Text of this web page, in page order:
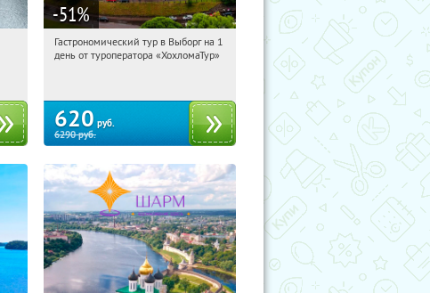
-51%
20:31:42 Купили:5
Гастрономический тур в Выборг на 1
день от туроператора «ХохломаТур»
620 руб.
6290руб.